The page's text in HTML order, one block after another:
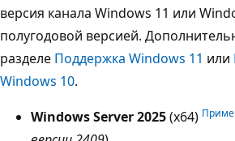
версия канала Windows 11 или
полугодовой версией.
разделе Поддержка Windows 11 или
Windows 10.
Windows Server 2025(x64)